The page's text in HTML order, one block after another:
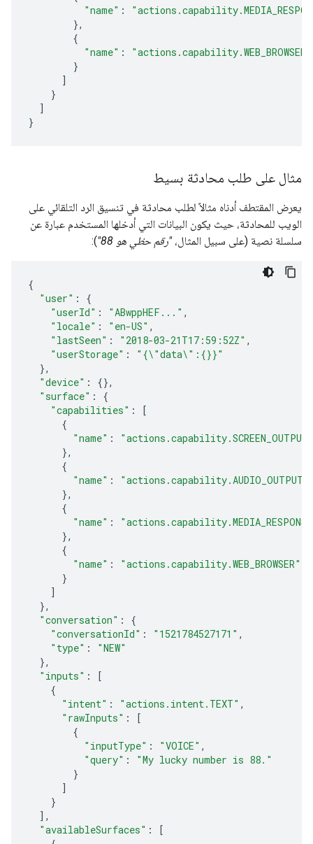
"name" :
},
{
"name" :
"actions.capability.WEB_BROWSER"
}
]
}
]
}
مثال على طلب محادثة بسيط
يعرض المقتطف أدناه مثالاً لطلب محادثة في تنسيق الرد التلقائي على
الويب للمحادثة، حيث يكون البيانات التي أدخلها المستخدم عبارة عن
سلسلة نصية (على سبيل المثال،"رقم حظي هو 88" ):
{
"user" :
{
"userId" : "ABwppHEF..." ,
"locale" : "en-US" ,
"lastSeen" : "2018-03-21T17:59:52Z" ,
"userStorage" :
"{\"data\":{}}"
},
"device" :
{},
"surface" :
{
"capabilities" :
[
{
"name" :
},
{
"name" :
"actions.capability.AUDIO_OUTPUT"
},
{
"name" :
},
{
"name" :
"actions.capability.WEB_BROWSER"
}
]
},
"conversation" :
{
"conversationId" : "1521784527171" ,
"type" :
"NEW"
},
"inputs" :
[
{
"intent" : "actions.intent.TEXT" ,
"rawInputs" :
[
{
"inputType" : "VOICE" ,
"query" :
"My lucky number is 88."
}
]
}
],
"availableSurfaces" :
[